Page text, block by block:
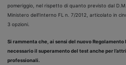
pomeriggio, nel rispetto di quanto previsto dal
Ministero dell’Interno FL n. 7/2012, articolato in
3 opzioni.
Si rammenta che, ai sensi del nuovo
necessario il superamento del test anche per
professionali.